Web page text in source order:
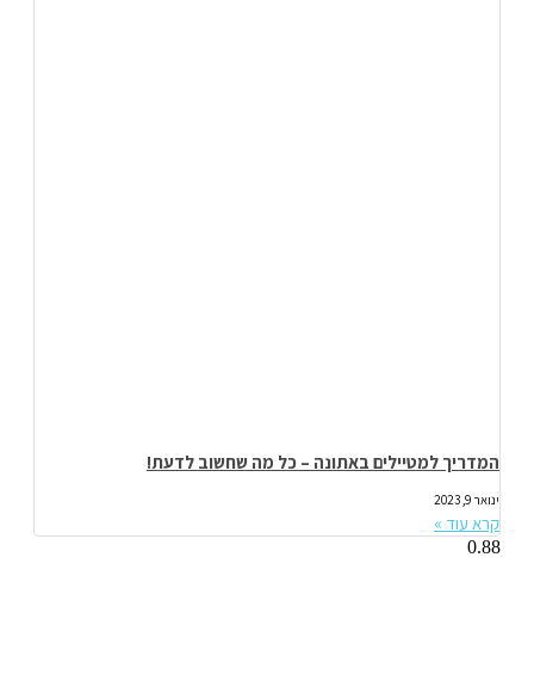
המדריך למטיילים באתונה – כל מה שחשוב לדעת!
ינואר 9, 2023
קרא עוד »